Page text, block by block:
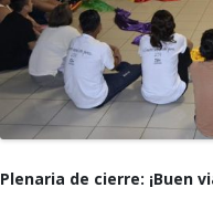
Plenaria de cierre: ¡Buen